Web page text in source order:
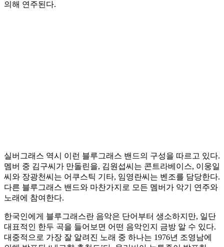
의해 연주된다.
실버그래스 역시 이런 블루그래스 밴드의 구성을 따르고 있다.
멤버 중 김구씨가 만돌린을, 김원섭씨는 콘트라베이스, 이웅일
씨와 장광천씨는 어쿠스틱 기타, 임영란씨는 벤조를 담당한다.
다른 블루그래스 밴드와 마찬가지로 모든 멤버가 악기 연주와
노래에 참여한다.
한국인에게 블루그래스란 음악은 단어부터 생소하지만, 일단
대표적인 한두 곡을 들어보면 어떤 음악인지 금방 알 수 있다.
대중적으로 가장 잘 알려진 노래 중 하나는 1976년 조영남에